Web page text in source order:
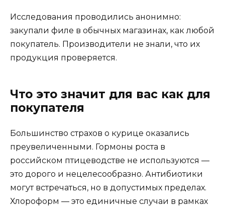
Исследования проводились анонимно:
закупали филе в обычных магазинах, как любой
покупатель. Производители не знали, что их
продукция проверяется.
Что это значит для вас как для
покупателя
Большинство страхов о курице оказались
преувеличенными. Гормоны роста в
российском птицеводстве не используются —
это дорого и нецелесообразно. Антибиотики
могут встречаться, но в допустимых пределах.
Хлороформ — это единичные случаи в рамках